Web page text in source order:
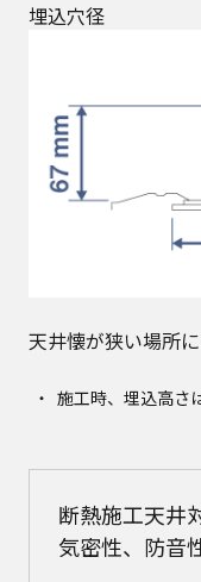
埋込穴径
天井懐が狭い場所
施工時、埋込高さ
断熱施工天井
気密性、防音